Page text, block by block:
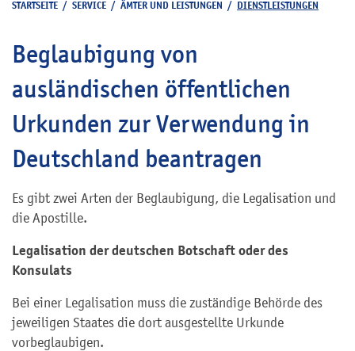
STARTSEITE / SERVICE / ÄMTER UND LEISTUNGEN / DIENSTLEISTUNGEN
Beglaubigung von
ausländischen öffentlichen
Urkunden zur Verwendung in
Deutschland beantragen
Es gibt zwei Arten der Beglaubigung, die Legalisation und
die Apostille.
Legalisation der deutschen Botschaft oder des
Konsulats
Bei einer Legalisation muss die zuständige Behörde des
jeweiligen Staates die dort ausgestellte Urkunde
vorbeglaubigen.